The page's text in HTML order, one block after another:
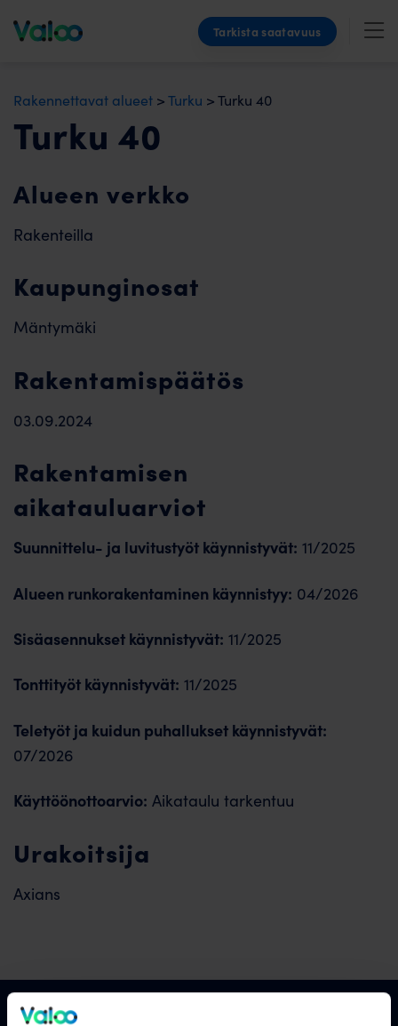
Tarkista saatavuus
Rakennettavat alueet >Turku >Turku 40
Turku 40
Alueen verkko
Rakenteilla
Kaupunginosat
Mäntymäki
Rakentamispäätös
03.09.2024
Rakentamisen
aikatauluarviot
Suunnittelu- ja luvitustyöt käynnistyvät: 11/2025
Alueen runkorakentaminen käynnistyy: 04/2026
Sisäasennukset käynnistyvät: 11/2025
Tonttityöt käynnistyvät: 11/2025
Teletyöt ja kuidun puhallukset käynnistyvät:
07/2026
Käyttöönottoarvio: Aikataulu tarkentuu
Urakoitsija
Axians